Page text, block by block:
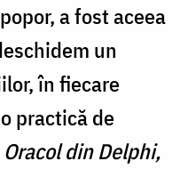
a fost aceea
un
în fiecare
practică de
Oracol din Delphi,